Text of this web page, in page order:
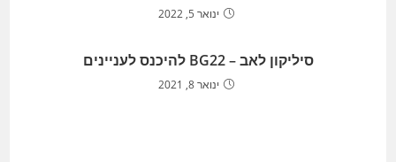
ינואר 5, 2022
סיליקון לאב – BG22 להיכנס לעניינים
ינואר 8, 2021